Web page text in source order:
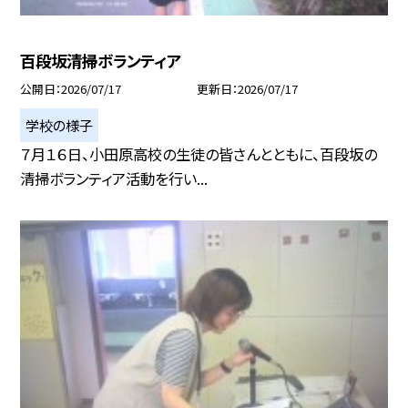
百段坂清掃ボランティア
公開日 2026/07/17 更新日 2026/07/17
学校の様子
７月１６日、小田原高校の生徒の皆さんとともに、百段坂の
清掃ボランティア活動を行い...